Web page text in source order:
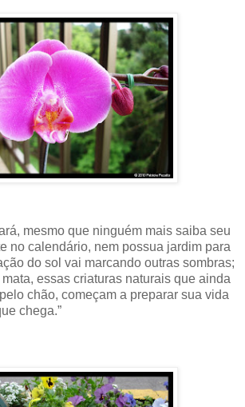
mesmo que ninguém mais saiba seu
no calendário, nem possua jardim para
do sol vai marcando outras sombras;
essas criaturas naturais que ainda
chão, começam a preparar sua vida
chega.”